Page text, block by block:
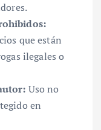
que están
ilegales o
Uso no
en